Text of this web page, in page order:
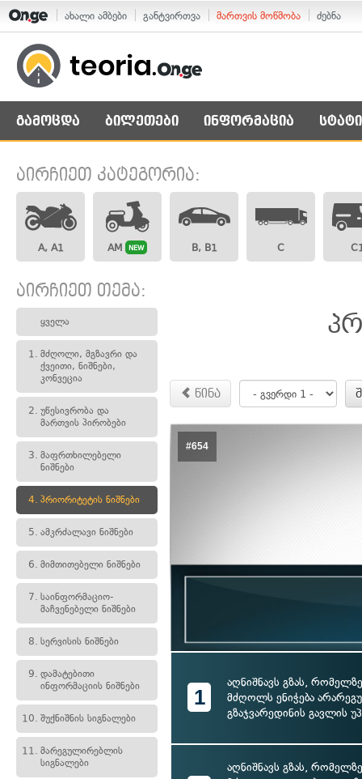
ახალი ამბები განტვირთვა მართვის მოწმობა ძებნა
გამოცდა ბილეთები ინფორმაცია
აირჩიეთ კატეგორია:
A, A1 AM NEW B, B1 C
აირჩიეთ თემა:
ყველა
1. მძღოლი, მგზავრი და
ქვეითი, ნიშნები,
კონვეცია
2. უწესივრობა და
მართვის პირობები
3. მაფრთხილებელი
ნიშნები
4. პრიორიტეტის ნიშნები
5. ამკრძალავი ნიშნები
6. მიმთითებელი ნიშნები
7. საინფორმაციო-
მაჩვენებელი ნიშნები
8. სერვისის ნიშნები
9. დამატებითი
ინფორმაციის ნიშნები
10. შუქნიშნის სიგნალები
11. მარეგულირებლის
სიგნალები
წინა
#654
1
აღნიშნავს გზას,
მძღოლს ენიჭება
გზაჯვარედინის გავლის
აღნიშნავს გზას,